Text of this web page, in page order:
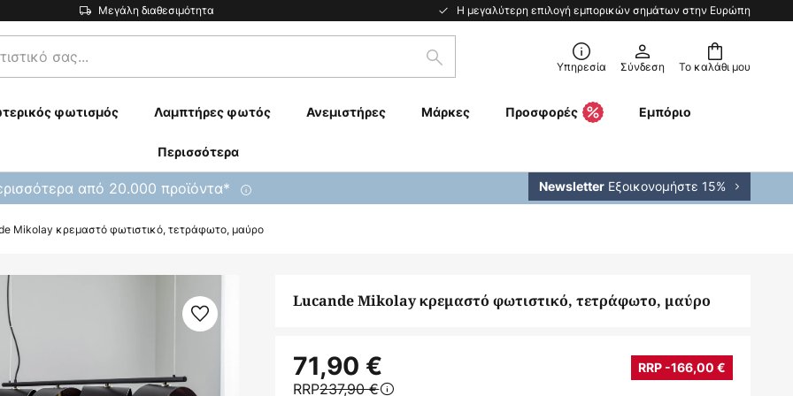
Μεγάλη διαθεσιμότητα Η μεγαλύτερη επιλογή εμπορικών σημάτων στην Ευρώπη
Το καλάθι μου
Αναζήτηση Υπηρεσία Σύνδεση
φωτισμός Λαμπτήρες φωτός Ανεμιστήρες Μάρκες Προσφορές Εμπόριο
Περισσότερα
από 20.000 προϊόντα* Newsletter Εξοικονομήστε 15%
Mikolay κρεμαστό φωτιστικό, τετράφωτο, μαύρο
Lucande Mikolay κρεμαστό φωτιστικό, τετράφωτο, μαύρο
71,90 € RRP -166,00 €
RRP237,90 €